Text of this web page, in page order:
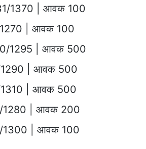
1370 | आवक 100
1270 | आवक 100
1295 | आवक 500
1290 | आवक 500
1310 | आवक 500
1280 | आवक 200
1300 | आवक 100